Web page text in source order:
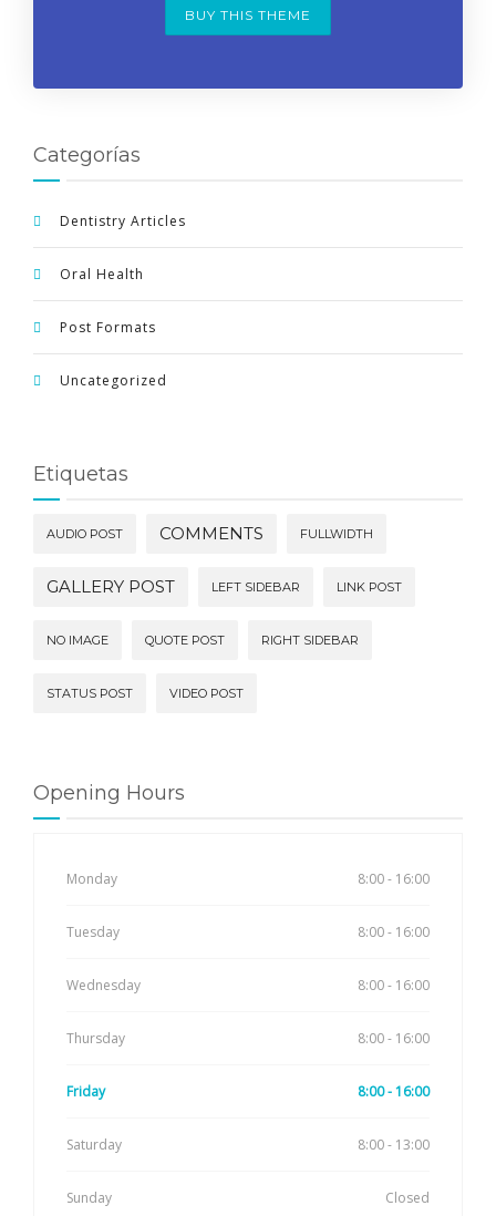
BUY THIS THEME
Categorías
Dentistry Articles
Oral Health
Post Formats
Uncategorized
Etiquetas
AUDIO POST COMMENTS FULLWIDTH
GALLERY POST LEFT SIDEBAR LINK POST
NO IMAGE QUOTE POST RIGHT SIDEBAR
STATUS POST VIDEO POST
Opening Hours
Monday 8:00 - 16:00
Tuesday 8:00 - 16:00
Wednesday 8:00 - 16:00
Thursday 8:00 - 16:00
Friday 8:00 - 16:00
Saturday 8:00 - 13:00
Sunday Closed